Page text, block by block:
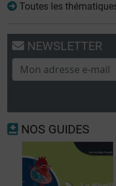
Toutes les
NEWSLETTER
NOS GUIDES